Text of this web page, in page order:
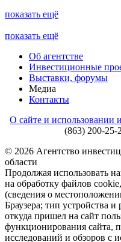
показать ещё
показать ещё
Об агентстве
Инвестиционные
Выставки, форумы
Медиа
Контакты
О сайте и использовании
(863) 200-25-
© 2026 Агентство
области
Продолжая использовать
на обработку файлов
(сведения о
Браузера; тип устройства
откуда пришел на сайт
функционирования сайта,
исследований и обзоров c